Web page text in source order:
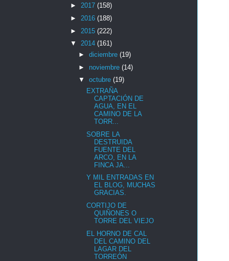
► 2017 (158)
► 2016 (188)
► 2015 (222)
▼ 2014 (161)
► diciembre (19)
► noviembre (14)
▼ octubre (19)
EXTRAÑA
CAPTACIÓN DE
AGUA, EN EL
CAMINO DE LA
TORR...
SOBRE LA
DESTRUIDA
FUENTE DEL
ARCO, EN LA
FINCA JA...
Y MIL ENTRADAS EN
EL BLOG, MUCHAS
GRACIAS.
CORTIJO DE
QUIÑONES O
TORRE DEL VIEJO
EL HORNO DE CAL
DEL CAMINO DEL
LAGAR DEL
TORREÓN